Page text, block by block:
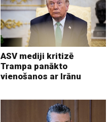
ASV mediji kritizē
Trampa panākto
vienošanos ar Irānu